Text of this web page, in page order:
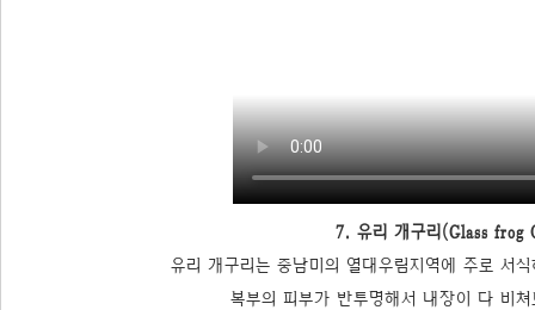
7. 유리 개구리(Glass frog
유리 개구리는 중남미의 열대우림지역에 주로 서
복부의 피부가 반투명해서 내장이 다 비